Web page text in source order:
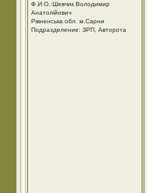
Ф.И.О.:Шевчик Володимир
Анатолійович
Рівненська обл. м.Сарни
Подразделение: ЗРП, Авторота